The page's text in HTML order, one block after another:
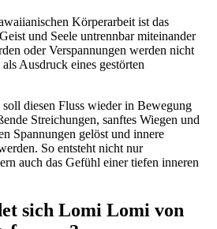
Körperarbeit ist das
und Seele untrennbar miteinander
oder Verspannungen werden nicht
Ausdruck eines gestörten
diesen Fluss wieder in Bewegung
Streichungen, sanftes Wiegen und
Spannungen gelöst und innere
So entsteht nicht nur
auch das Gefühl einer tiefen inneren
sich Lomi Lomi von